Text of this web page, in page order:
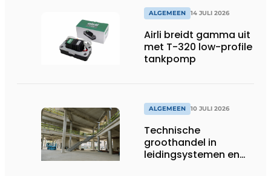
systemen
ALGEMEEN 14 JULI 2026
Airli breidt gamma uit
met T-320 low-profile
tankpomp
ALGEMEEN 10 JULI 2026
Technische
groothandel in
leidingsystemen en